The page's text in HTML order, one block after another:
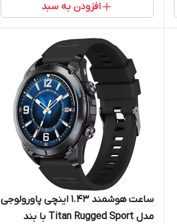
افزودن به سبد
ساعت هوشمند 1.43 اینچی پاورولوجی
مدل Titan Rugged Sport با بند